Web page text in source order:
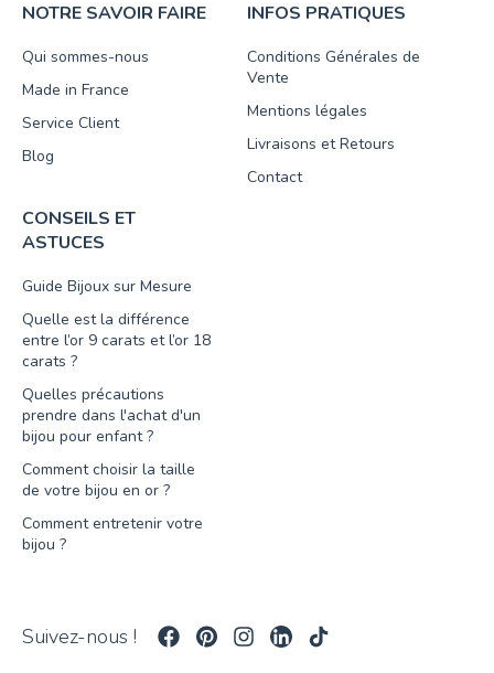
NOTRE SAVOIR FAIRE
Qui sommes-nous
Made in France
Service Client
Blog
INFOS PRATIQUES
Conditions Générales de
Vente
Mentions légales
Livraisons et Retours
Contact
CONSEILS ET
ASTUCES
Guide Bijoux sur Mesure
Quelle est la différence
entre l’or 9 carats et l’or 18
carats ?
Quelles précautions
prendre dans l'achat d'un
bijou pour enfant ?
Comment choisir la taille
de votre bijou en or ?
Comment entretenir votre
bijou ?
Suivez-nous !